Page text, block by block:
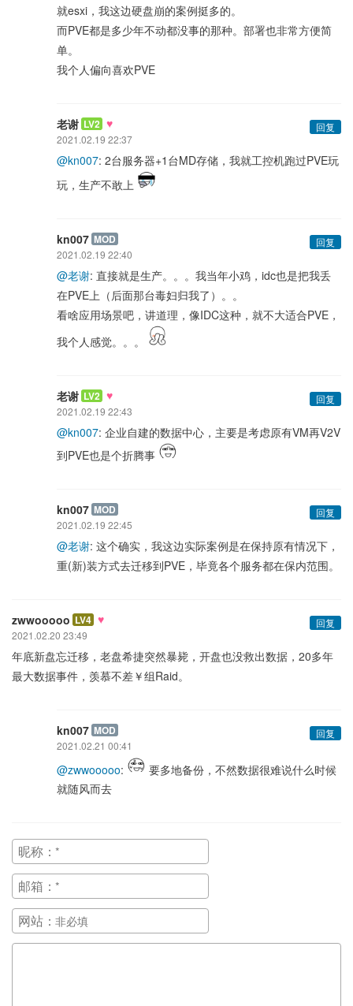
就esxi，我这边硬盘崩的案例挺多的。
而PVE都是多少年不动都没事的那种。部署也非常方便简
单。
我个人偏向喜欢PVE
老谢 LV2 ♥
回复
2021.02.19 22:37
@kn007: 2台服务器+1台MD存储，我就工控机跑过PVE玩
玩，生产不敢上
kn007 MOD
回复
2021.02.19 22:40
@老谢: 直接就是生产。。。我当年小鸡，idc也是把我丢
在PVE上（后面那台毒妇归我了）。。
看啥应用场景吧，讲道理，像IDC这种，就不大适合PVE，
我个人感觉。。。
老谢 LV2 ♥
回复
2021.02.19 22:43
@kn007: 企业自建的数据中心，主要是考虑原有VM再V2V
到PVE也是个折腾事
kn007 MOD
回复
2021.02.19 22:45
@老谢: 这个确实，我这边实际案例是在保持原有情况下，
重(新)装方式去迁移到PVE，毕竟各个服务都在保内范围。
zwwooooo LV4 ♥
回复
2021.02.20 23:49
年底新盘忘迁移，老盘希捷突然暴毙，开盘也没救出数据，20多年
最大数据事件，羡慕不差￥组Raid。
kn007 MOD
回复
2021.02.21 00:41
@zwwooooo:
要多地备份，不然数据很难说什么时候
就随风而去
昵称：
邮箱：
网站：